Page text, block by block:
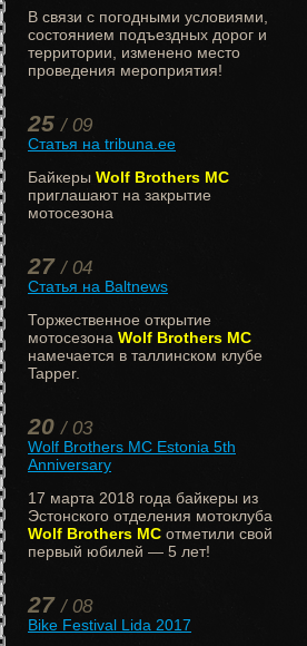
В связи с погодными условиями,
состоянием подъездных дорог и
территории, изменено место
проведения мероприятия!
25/ 09
Статья на tribuna.ee
Байкеры Wolf Brothers MC
приглашают на закрытие
мотосезона
27/ 04
Статья на Baltnews
Торжественное открытие
мотосезона Wolf Brothers MC
намечается в таллинском клубе
Tapper.
20/ 03
Wolf Brothers MC Estonia 5th
Anniversary
17 марта 2018 года байкеры из
Эстонского отделения мотоклуба
Wolf Brothers MC отметили свой
первый юбилей — 5 лет!
27/ 08
Bike Festival Lida 2017